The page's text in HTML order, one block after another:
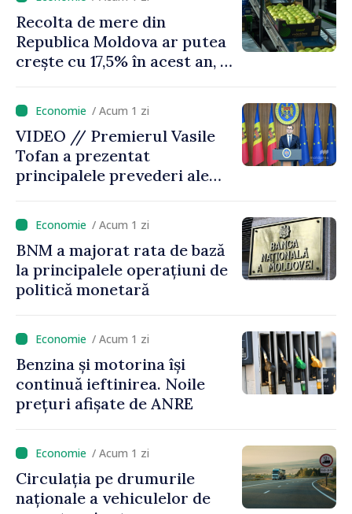
investițiile, taxăm viciile și
echilibrăm taxarea
consumului”
Recolta de mere din
Republica Moldova ar putea
crește cu 17,5% în acest an, în
este estimată în scădere
/ Acum 1 zi
VIDEO // Premierul Vasile
Tofan a prezentat
principalele prevederi ale
2027
/ Acum 1 zi
BNM a majorat rata de bază
la principalele operațiuni de
politică monetară
/ Acum 1 zi
Benzina și motorina își
continuă ieftinirea. Noile
prețuri afișate de ANRE
/ Acum 1 zi
Circulația pe drumurile
naționale a vehiculelor de